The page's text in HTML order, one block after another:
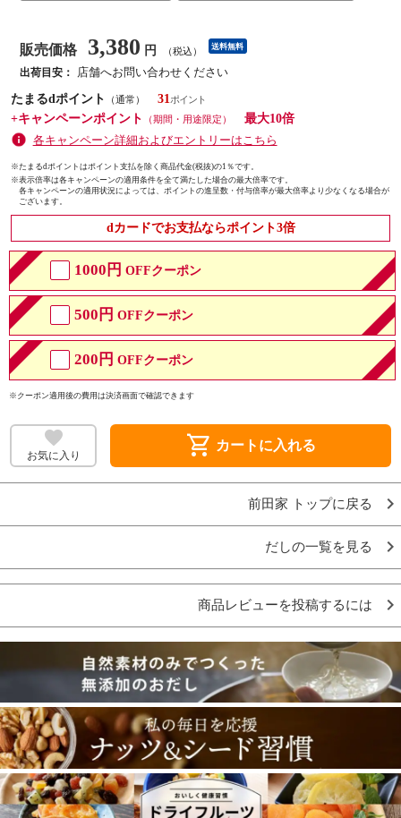
販売価格 3,380 円 （税込） 送料無料
出荷目安：
店舗へお問い合わせください
たまるdポイント
（通常）
31
+キャンペーンポイント
（期間・用途限定）
最大10倍
各キャンペーン詳細およびエントリーはこちら
※たまるdポイントはポイント支払を除く商品代金(税抜)の1％です。
※表示倍率は各キャンペーンの適用条件を全て満たした場合の最大倍率です。
各キャンペーンの適用状況によっては、ポイントの進呈数・付与倍率が最大倍率より少なくなる場合が
ございます。
dカードでお支払ならポイント3倍
1000円 OFFクーポン
500円 OFFクーポン
200円 OFFクーポン
※クーポン適用後の費用は決済画面で確認できます
お気に入り shopping_cart カートに入れる
前田家 トップに戻る
だしの一覧を見る
商品レビューを投稿するには